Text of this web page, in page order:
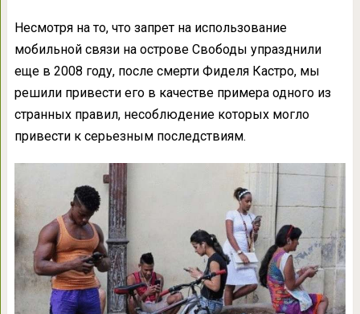
Несмотря на то, что запрет на использование
мобильной связи на острове Свободы упразднили
еще в 2008 году, после смерти Фиделя Кастро, мы
решили привести его в качестве примера одного из
странных правил, несоблюдение которых могло
привести к серьезным последствиям.